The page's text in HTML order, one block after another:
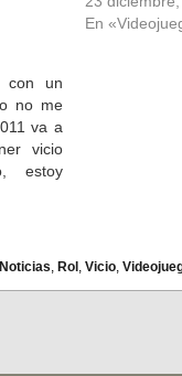
En
con un
no me
va a
vicio
estoy
trabajo
Noticias, Rol , Vicio,